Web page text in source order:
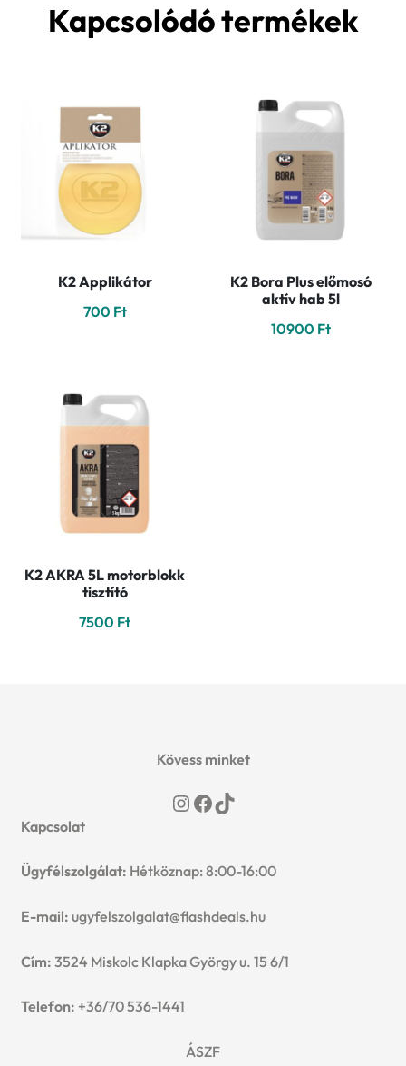
Kapcsolódó termékek
K2 Applikátor
700 Ft
K2 Bora Plus előmosó
aktív hab 5l
10900 Ft
K2 AKRA 5L motorblokk
tisztító
7500 Ft
Kövess minket
Instagram
Facebook
TikTok
Kapcsolat
Ügyfélszolgálat: Hétköznap: 8:00-16:00
E-mail: ugyfelszolgalat@flashdeals.hu
Cím: 3524 Miskolc Klapka György u. 15 6/1
Telefon: +36/70 536-1441
ÁSZF